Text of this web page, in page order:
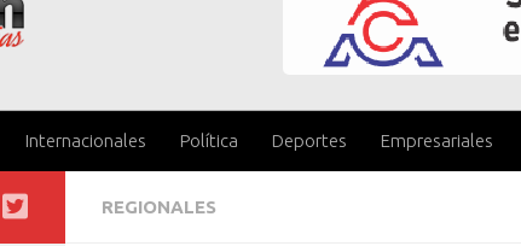
Internacionales Política Deportes Empresariales
REGIONALES